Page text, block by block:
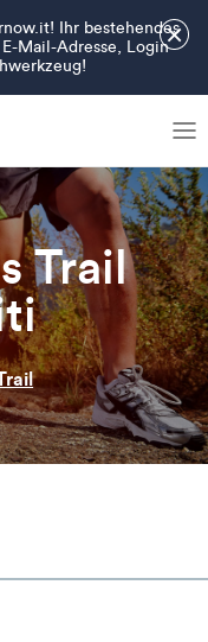
×
Ihr bestehendes
Mail-Adresse, Login
Trail